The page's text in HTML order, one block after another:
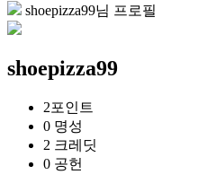
shoepizza99님 프로필
shoepizza99
2포인트
0 명성
2 크레딧
0 공헌